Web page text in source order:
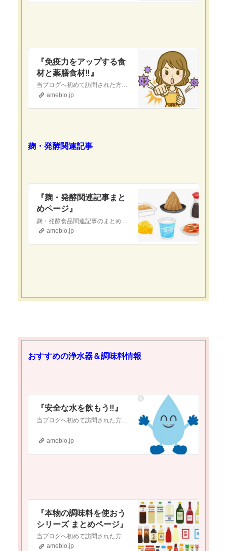
『免疫力をアップする食
材と薬膳食材‼️』
当ブログへ初めて訪問された方へ当ブログは『現代医療やワクチンに対して疑念を抱いている』という方や『食の安全(農薬・添加物etc.)に不安を感じている』という方…
ameblo.jp
麹・発酵関連記事
『麹・発酵関連記事まと
めページ』
ameblo.jp
おすすめの浄水器＆調味料情報
『安全な水を飲もう‼️』
ameblo.jp
『本物の調味料を使おう
シリーズ まとめページ』
ameblo.jp